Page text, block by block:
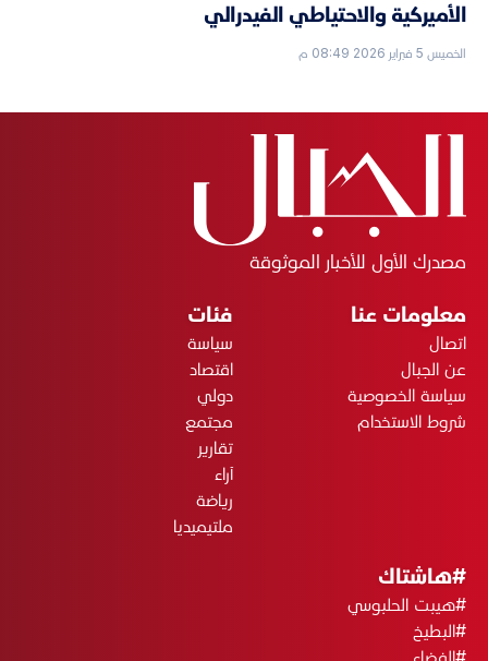
الأميركية والاحتياطي الفيدرالي
الخميس 5 فبراير 2026 08:49 م
مصدرك الأول للأخبار الموثوقة
معلومات عنا
اتصال
عن الجبال
سياسة الخصوصية
شروط الاستخدام
فئات
سياسة
اقتصاد
دولي
مجتمع
تقارير
آراء
رياضة
ملتيميديا
#هاشتاك
#هيبت الحلبوسي
#البطيخ
#الفضاء